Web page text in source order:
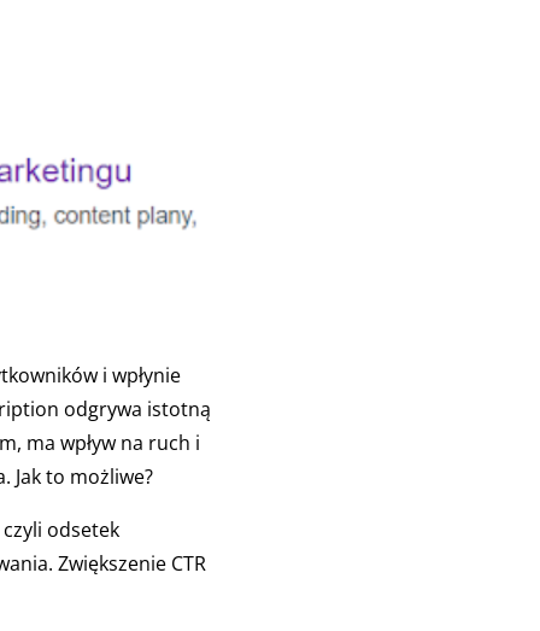
i wpłynie
odgrywa istotną
ma wpływ na ruch i
Jak to możliwe?
odsetek
Zwiększenie CTR